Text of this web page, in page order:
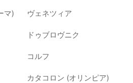
マ) ヴェネツィア
ドゥブロヴニク
コルフ
カタコロン (オリンピア)